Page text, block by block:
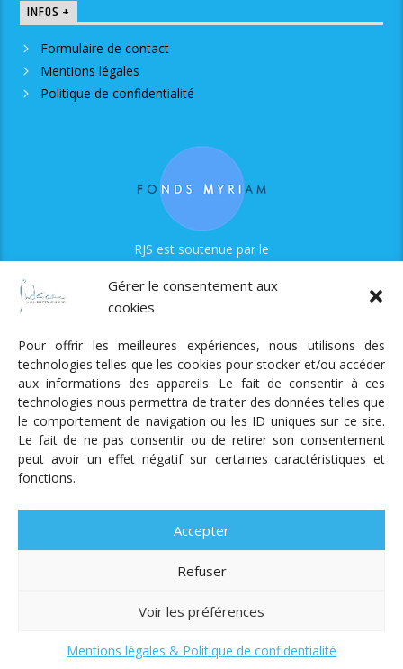
Gérer le consentement aux
cookies
Pour offrir les meilleures expériences, nous utilisons des
technologies telles que les cookies pour stocker et/ou accéder
aux informations des appareils. Le fait de consentir à ces
technologies nous permettra de traiter des données telles que
le comportement de navigation ou les ID uniques sur ce site.
Le fait de ne pas consentir ou de retirer son consentement
peut avoir un effet négatif sur certaines caractéristiques et
fonctions.
Accepter
Refuser
Voir les préférences
Mentions légales & Politique de confidentialité
INFOS +
Formulaire de contact
Mentions légales
Politique de confidentialité
RJS est soutenue par le
Radio Judaica Strasbourg
Tous droits réservés
RADIO JUDAÏCA
ÉMISSIONS ET GRILLE DES PROGRAMMES
PODCASTS
UN DON
ADHÉRER MENTIONS LÉGALES
RÉAL.